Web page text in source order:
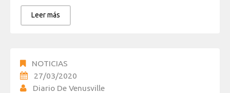
Leer más
NOTICIAS
27/03/2020
Diario De Venusville